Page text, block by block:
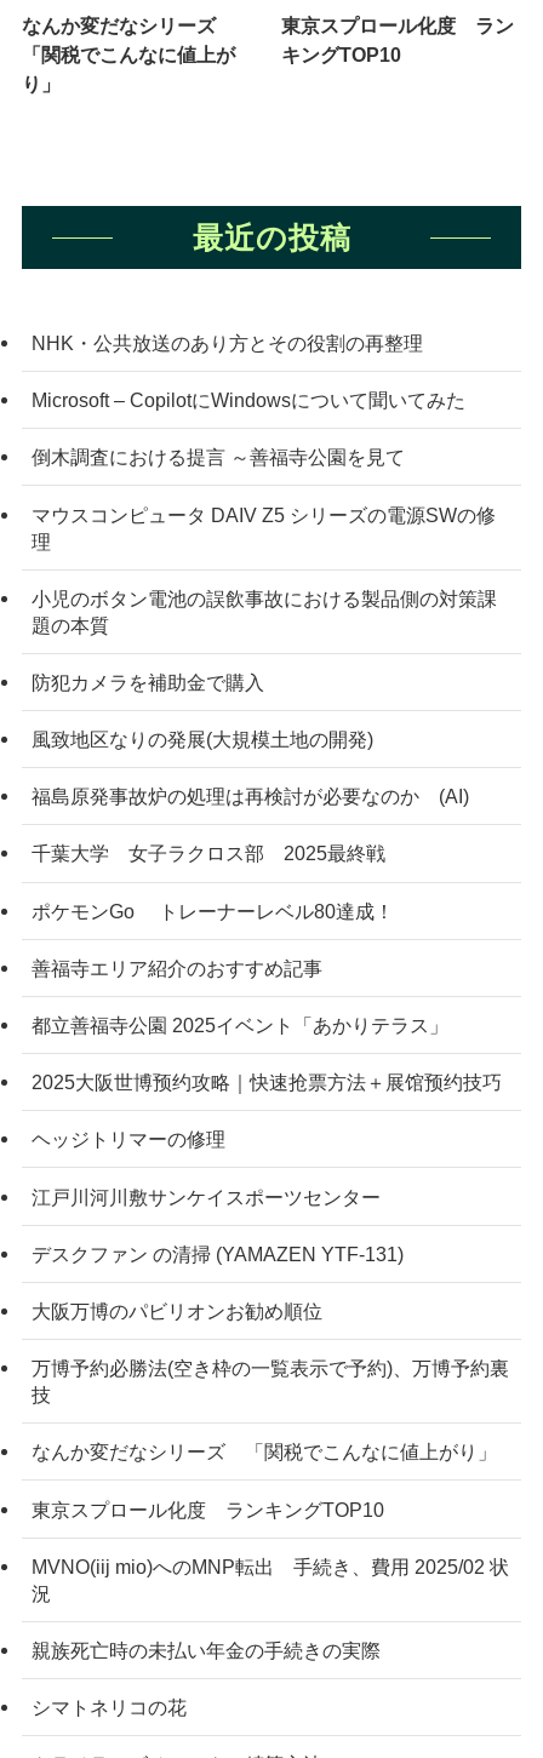
なんか変だなシリーズ
「関税でこんなに値上が
り」
東京スプロール化度 ラン
キングTOP10
最近の投稿
NHK・公共放送のあり方とその役割の再整理
Microsoft – CopilotにWindowsについて聞いてみた
倒木調査における提言 ～善福寺公園を見て
マウスコンピュータ DAIV Z5 シリーズの電源SWの修
理
小児のボタン電池の誤飲事故における製品側の対策課
題の本質
防犯カメラを補助金で購入
風致地区なりの発展(大規模土地の開発)
福島原発事故炉の処理は再検討が必要なのか (AI)
千葉大学 女子ラクロス部 2025最終戦
ポケモンGo トレーナーレベル80達成！
善福寺エリア紹介のおすすめ記事
都立善福寺公園 2025イベント「あかりテラス」
2025大阪世博预约攻略｜快速抢票方法＋展馆预约技巧
ヘッジトリマーの修理
江戸川河川敷サンケイスポーツセンター
デスクファン の清掃 (YAMAZEN YTF-131)
大阪万博のパビリオンお勧め順位
万博予約必勝法(空き枠の一覧表示で予約)、万博予約裏
技
なんか変だなシリーズ 「関税でこんなに値上がり」
東京スプロール化度 ランキングTOP10
MVNO(iij mio)へのMNP転出 手続き、費用 2025/02 状
況
親族死亡時の未払い年金の手続きの実際
シマトネリコの花